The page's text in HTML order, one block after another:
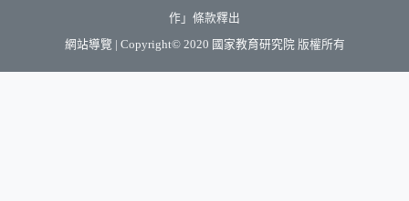
作」條款釋出
網站導覽 | Copyright© 2020 國家教育研究院（另開新視窗）
版權所有